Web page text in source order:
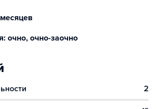
очно, очно-заочно
2